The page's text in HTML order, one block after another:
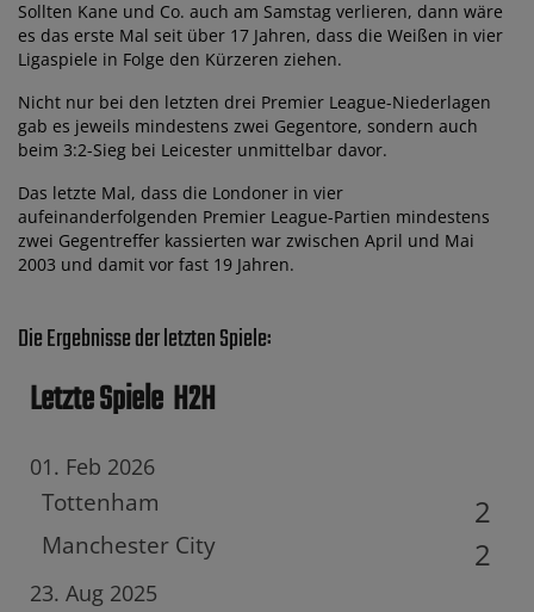
Sollten Kane und Co. auch am Samstag verlieren, dann wäre
es das erste Mal seit über 17 Jahren, dass die Weißen in vier
Ligaspiele in Folge den Kürzeren ziehen.
Nicht nur bei den letzten drei Premier League-Niederlagen
gab es jeweils mindestens zwei Gegentore, sondern auch
beim 3:2-Sieg bei Leicester unmittelbar davor.
Das letzte Mal, dass die Londoner in vier
aufeinanderfolgenden Premier League-Partien mindestens
zwei Gegentreffer kassierten war zwischen April und Mai
2003 und damit vor fast 19 Jahren.
Die Ergebnisse der letzten Spiele:
Letzte Spiele H2H
01. Feb 2026
Tottenham
Manchester City
2
2
23. Aug 2025